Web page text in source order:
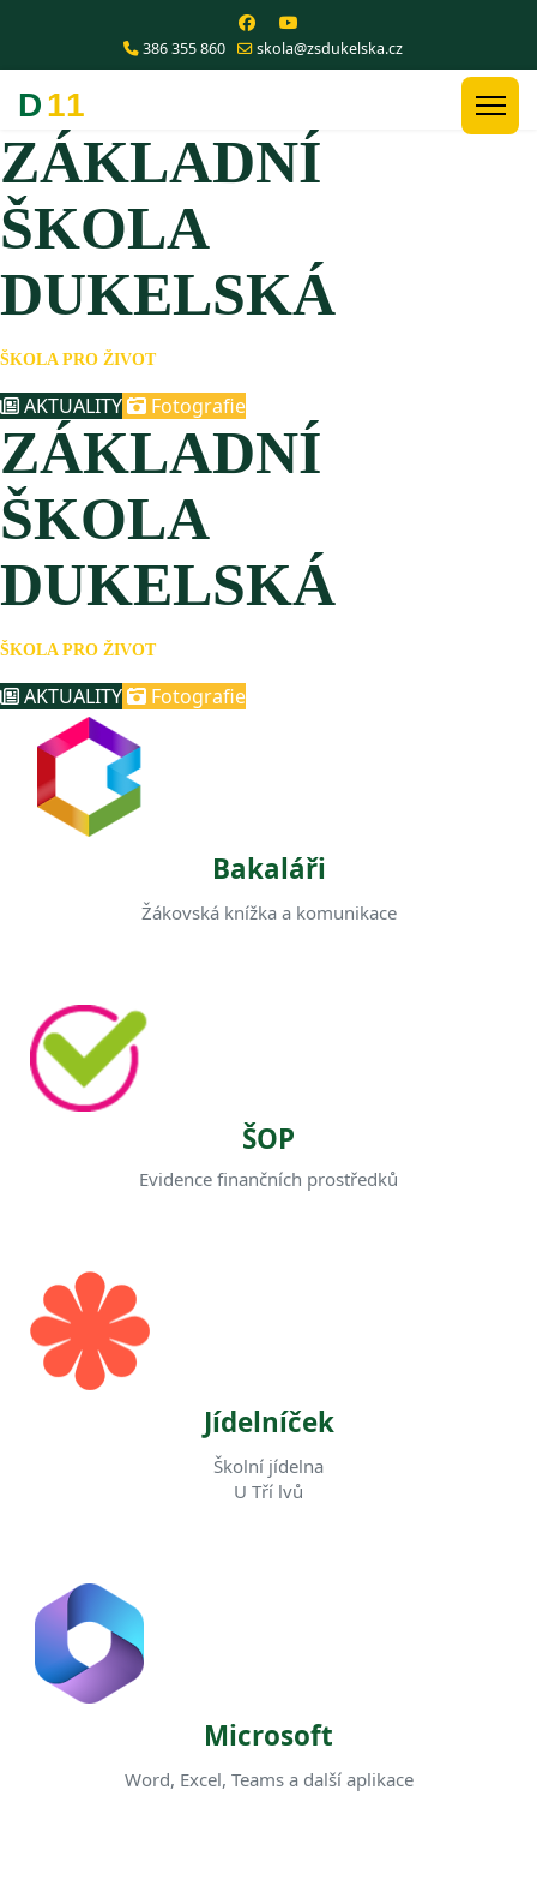
386 355 860 skola@zsdukelska.cz
ZÁKLADNÍ
ŠKOLA
DUKELSKÁ
ŠKOLA PRO ŽIVOT
AKTUALITY Fotografie
ZÁKLADNÍ
ŠKOLA
DUKELSKÁ
ŠKOLA PRO ŽIVOT
AKTUALITY Fotografie
Bakaláři
Žákovská knížka a komunikace
ŠOP
Evidence finančních prostředků
Jídelníček
Školní jídelna
U Tří lvů
Microsoft
Word, Excel, Teams a další aplikace